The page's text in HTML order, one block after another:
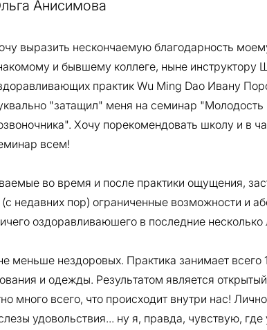
Анисимова
выразить нескончаемую благодарность
и бывшему коллеге, ныне инструктору
практик Wu Ming Dao Ивану
"затащил" меня на семинар "Молодость
Хочу порекомендовать школу и в
всем!
во время и после практики ощущения,
недавних пор) ограниченные возможности и
оздоравливаюшего в последние несколько
меньше нездоровых. Практика занимает всего
и одежды. Результатом является
много всего, что происходит внутри нас!
удовольствия... ну я, правда, чувствую,